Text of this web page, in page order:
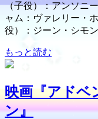
（子役）：アンソニ
ャム：ヴァレリー・
役）：ジーン・シモ
もっと読む
映画『アドベ
ン』